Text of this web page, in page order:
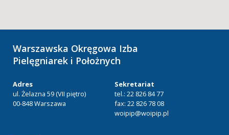
Warszawska Okręgowa Izba
Pielęgniarek i Położnych
Adres
ul. Żelazna 59 (VII piętro)
00-848 Warszawa
Sekretariat
tel.: 22 826 84 77
fax: 22 826 78 08
woipip@woipip.pl